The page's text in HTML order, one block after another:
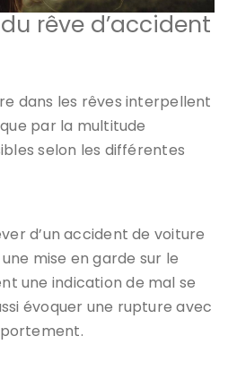
rêve d’accident
dans les rêves interpellent
par la multitude
selon les différentes
d’un accident de voiture
mise en garde sur le
une indication de mal se
évoquer une rupture avec